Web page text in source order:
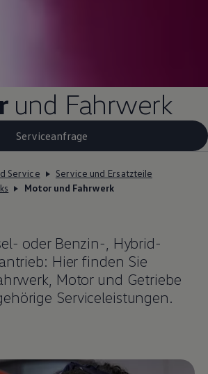
und Fahrwerk
Serviceanfrage
Service
Service und Ersatzteile
Motor und Fahrwerk
oder Benzin-, Hybrid-
Hier finden Sie
Motor und Getriebe
Serviceleistungen.